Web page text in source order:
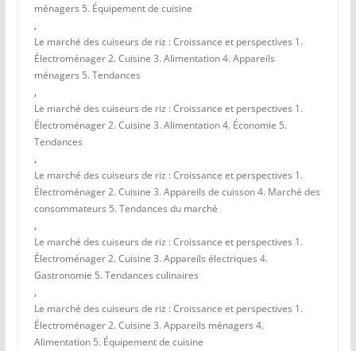
ménagers 5. Équipement de cuisine
,
Le marché des cuiseurs de riz : Croissance et perspectives 1.
Électroménager 2. Cuisine 3. Alimentation 4. Appareils
ménagers 5. Tendances
,
Le marché des cuiseurs de riz : Croissance et perspectives 1.
Électroménager 2. Cuisine 3. Alimentation 4. Économie 5.
Tendances
,
Le marché des cuiseurs de riz : Croissance et perspectives 1.
Électroménager 2. Cuisine 3. Appareils de cuisson 4. Marché des
consommateurs 5. Tendances du marché
,
Le marché des cuiseurs de riz : Croissance et perspectives 1.
Électroménager 2. Cuisine 3. Appareils électriques 4.
Gastronomie 5. Tendances culinaires
,
Le marché des cuiseurs de riz : Croissance et perspectives 1.
Électroménager 2. Cuisine 3. Appareils ménagers 4.
Alimentation 5. Équipement de cuisine